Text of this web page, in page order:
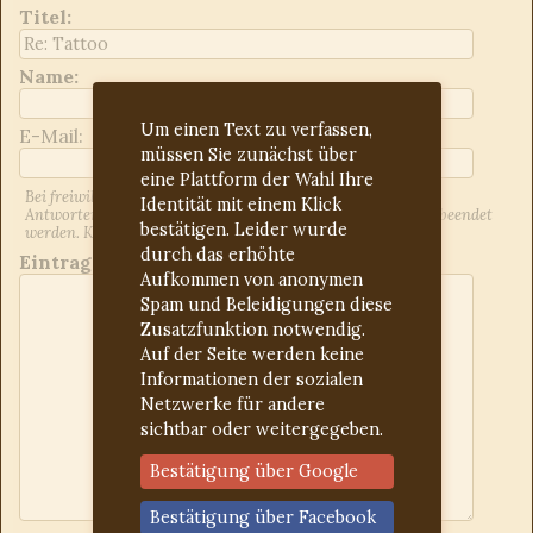
Um einen Text zu verfassen,
müssen Sie zunächst über
eine Plattform der Wahl Ihre
Identität mit einem Klick
bestätigen. Leider wurde
durch das erhöhte
Aufkommen von anonymen
Spam und Beleidigungen diese
Zusatzfunktion notwendig.
Auf der Seite werden keine
Informationen der sozialen
Netzwerke für andere
sichtbar oder weitergegeben.
Bestätigung über Google
Bestätigung über Facebook
Titel:
Name:
E-Mail:
Bei freiwilliger Angabe der E-Mail-Adresse werden Sie über
Antworten auf Ihren Beitrag informiert. Dies kann jederzeit beendet
werden. Kontrollieren Sie ggf. den Spam-Ordner.
Eintrag: